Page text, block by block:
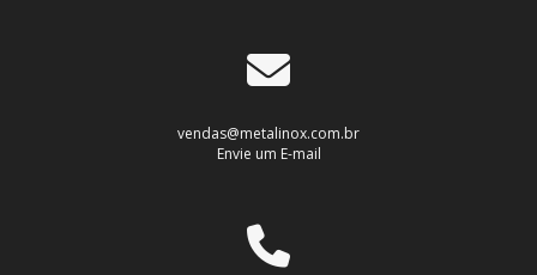
vendas@metalinox.com.br
Envie um E-mail